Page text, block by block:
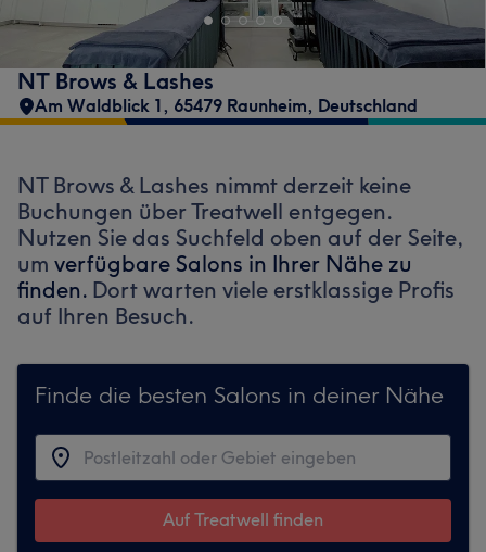
NT Brows & Lashes
Am Waldblick 1, 65479 Raunheim, Deutschland
NT Brows & Lashes nimmt derzeit keine
Buchungen über Treatwell entgegen.
Nutzen Sie das Suchfeld oben auf der Seite,
um verfügbare Salons in Ihrer Nähe zu
finden. Dort warten viele erstklassige Profis
auf Ihren Besuch.
Finde die besten Salons in deiner Nähe
Auf Treatwell finden